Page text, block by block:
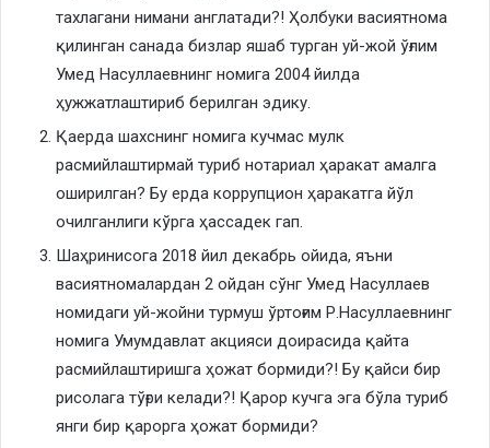
тахлагани нимани англатади?! Ҳолбуки васиятнома
қилинган санада бизлар яшаб турган уй-жой ўғлим
Умед Насуллаевнинг номига 2004 йилда
ҳужжатлаштириб берилган эдику.
Қаерда шахснинг номига кучмас мулк
расмийлаштирмай туриб нотариал ҳаракат амалга
оширилган? Бу ерда коррупцион ҳаракатга йўл
очилганлиги кўрга ҳассадек гап.
Шаҳринисога 2018 йил декабрь ойида, яъни
васиятномалардан 2 ойдан сўнг Умед Насуллаев
номидаги уй-жойни турмуш ўртоғим Р.Насуллаевнинг
номига Умумдавлат акцияси доирасида қайта
расмийлаштиришга ҳожат бормиди?! Бу қайси бир
рисолага тўғри келади?! Қарор кучга эга бўла туриб
янги бир қарорга ҳожат бормиди?